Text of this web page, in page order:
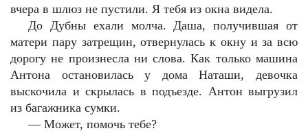
вчера в шлюз не пустили. Я тебя из окна видела.
До Дубны ехали молча. Даша, получившая от
матери пару затрещин, отвернулась к окну и за всю
дорогу не произнесла ни слова. Как только машина
Антона остановилась у дома Наташи, девочка
выскочила и скрылась в подъезде. Антон выгрузил
из багажника сумки.
—Может, помочь тебе?